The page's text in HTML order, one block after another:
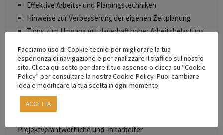
Effektive Arbeits- und Planungstechniken
Hinweise zur Verbesserung der eigenen Zeitplanung
Tipps zum Umgang mit dauerhaft hoher Arbeitsbelastung
entsprechend handeln
Hinweise zur Stärkung und Steigerung der eigenen
nervlichen und seelischen Belastungsfähigkeit für den
beruflichen und privaten Alltag
Projektverantwortliche und -mitarbeiter
Facciamo uso di Cookie tecnici per migliorare la tua
esperienza di navigazione e per analizzare il traffico sul nostro
sito. Clicca qui sotto per dare il tuo assenso o clicca su “Cookie
Policy” per consultare la nostra Cookie Policy. Puoi cambiare
idea e modificare la tua scelta in ogni momento.
ACCETTA